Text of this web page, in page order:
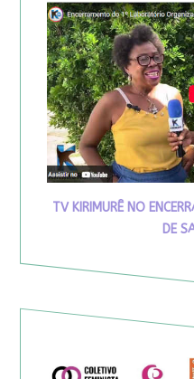
TV KIRIMURÊ NO
DE